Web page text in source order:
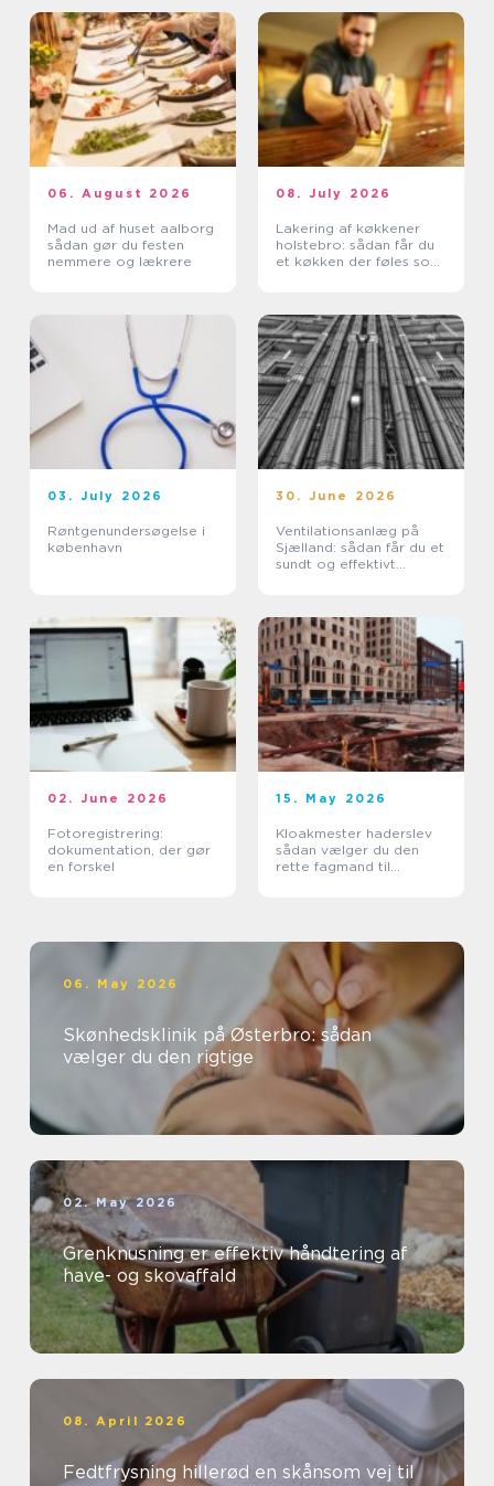
06. August 2026
Mad ud af huset aalborg
sådan gør du festen
nemmere og lækrere
08. July 2026
Lakering af køkkener
holstebro: sådan får du
et køkken der føles som
03. July 2026
Røntgenundersøgelse i
københavn
30. June 2026
Ventilationsanlæg på
Sjælland: sådan får du et
sundt og effektivt
02. June 2026
Fotoregistrering:
dokumentation, der gør
en forskel
15. May 2026
Kloakmester haderslev
sådan vælger du den
rette fagmand til
06. May 2026
Skønhedsklinik på Østerbro: sådan
vælger du den rigtige
02. May 2026
Grenknusning er effektiv håndtering af
have- og skovaffald
08. April 2026
Fedtfrysning hillerød en skånsom vej til